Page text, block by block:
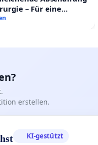
– Für eine
aller Kinder in
erstellen.
KI-gestützt